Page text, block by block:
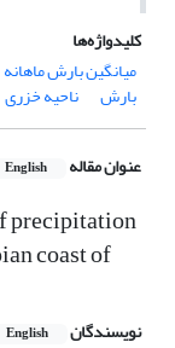
کلیدواژه‌ها
میانگین بارش ماهانه
بارش ناحیه خزری
عنوان مقاله English
precipitation
coast of
نویسندگان English